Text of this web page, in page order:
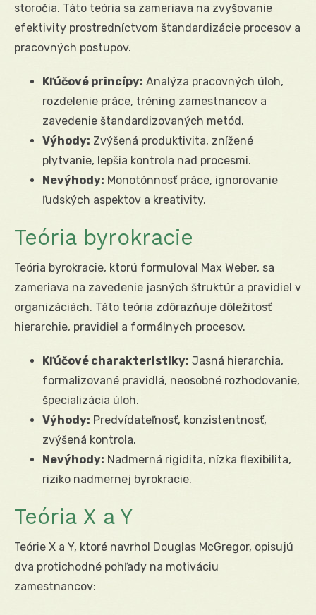
storočia. Táto teória sa zameriava na zvyšovanie
efektivity prostredníctvom štandardizácie procesov a
pracovných postupov.
Kľúčové princípy: Analýza pracovných úloh,
rozdelenie práce, tréning zamestnancov a
zavedenie štandardizovaných metód.
Výhody: Zvýšená produktivita, znížené
plytvanie, lepšia kontrola nad procesmi.
Nevýhody: Monotónnosť práce, ignorovanie
ľudských aspektov a kreativity.
Teória byrokracie
Teória byrokracie, ktorú formuloval Max Weber, sa
zameriava na zavedenie jasných štruktúr a pravidiel v
organizáciách. Táto teória zdôrazňuje dôležitosť
hierarchie, pravidiel a formálnych procesov.
Kľúčové charakteristiky: Jasná hierarchia,
formalizované pravidlá, neosobné rozhodovanie,
špecializácia úloh.
Výhody: Predvídateľnosť, konzistentnosť,
zvýšená kontrola.
Nevýhody: Nadmerná rigidita, nízka flexibilita,
riziko nadmernej byrokracie.
Teória X a Y
Teórie X a Y, ktoré navrhol Douglas McGregor, opisujú
dva protichodné pohľady na motiváciu
zamestnancov: